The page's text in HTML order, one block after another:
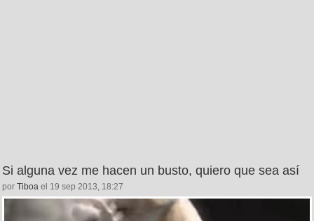
Si alguna vez me hacen un busto, quiero que sea así
por Tiboa el 19 sep 2013, 18:27